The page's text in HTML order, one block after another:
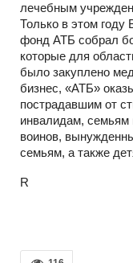
лечебным
Только в этом году
фонд АТБ собрал
которые для
было закуплено
бизнес, «АТБ»
пострадавшим от
инвалидам, семьям
воинов,
семьям, а также
R